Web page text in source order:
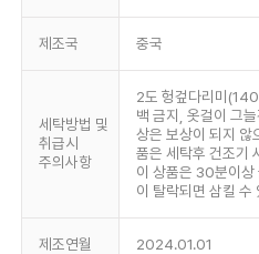
제조국 중국
세탁방법 및
취급시
주의사항
2도 헝겊다리미
백 금지, 옷걸이 그
상은 보상이 되지 않
품은 세탁후 건조기
이 상품은 30분이상
이 탈락되면 삼킬 수
제조연월 2024.01.01